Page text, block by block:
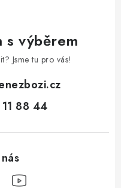
s výběrem
Jsme tu pro vás!
88 44